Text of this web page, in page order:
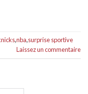
,nba,surprise sportive
Laissez un commentaire